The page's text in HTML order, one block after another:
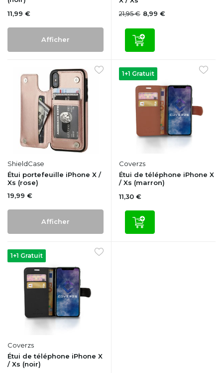
11,99 €
Afficher
21,95 € 8,99 €
ShieldCase
Étui portefeuille iPhone X /
Xs (rose)
19,99 €
Afficher
1+1 Gratuit
Coverzs
Étui de téléphone iPhone X
/ Xs (marron)
11,30 €
1+1 Gratuit
Coverzs
Étui de téléphone iPhone X
/ Xs (noir)